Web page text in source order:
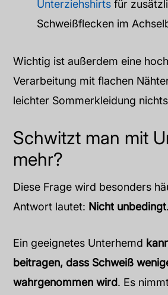
Unterziehshirts für
Schweißflecken im
Wichtig ist außerdem eine
Verarbeitung mit flachen
leichter Sommerkleidung
Schwitzt man mit
mehr?
Diese Frage wird besonders
Antwort lautet: Nicht unbedingt.
Ein geeignetes Unterhemd
beitragen, dass Schweiß
wahrgenommen wird. Es